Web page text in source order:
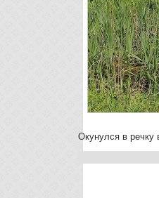
Окунулся в речку